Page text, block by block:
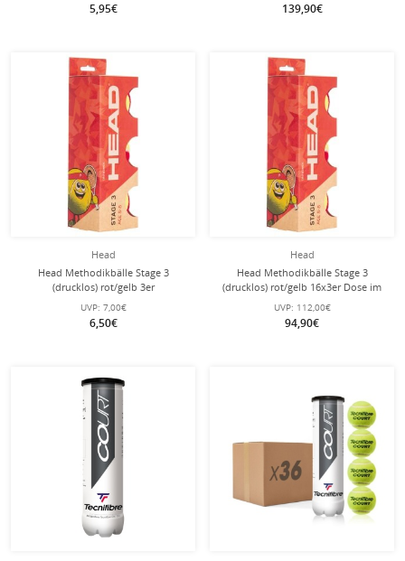
5,95€ 139,90€
Head
Head Methodikbälle Stage 3
(drucklos) rot/gelb 3er
UVP: 7,00€
6,50€
Head
Head Methodikbälle Stage 3
(drucklos) rot/gelb 16x3er Dose im
Karton
UVP: 112,00€
94,90€